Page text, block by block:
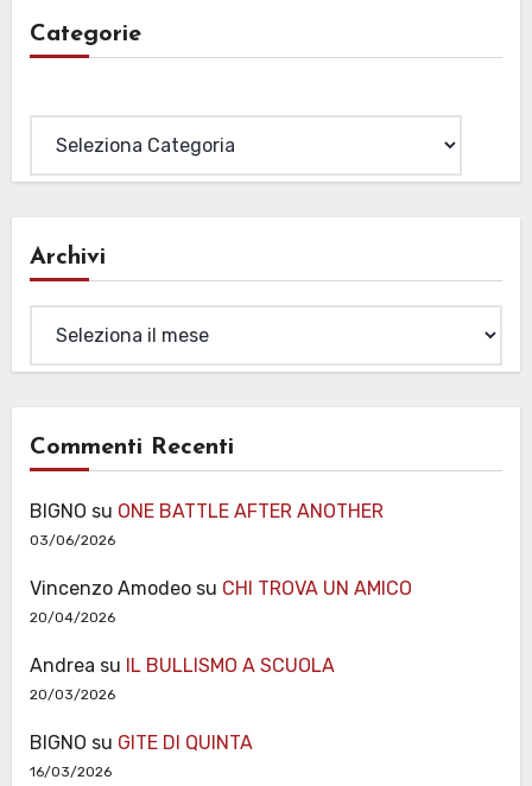
Categorie
Archivi
Commenti Recenti
BIGNO su ONE BATTLE AFTER ANOTHER
03/06/2026
Vincenzo Amodeosu CHI TROVA UN AMICO
20/04/2026
Andrea su IL BULLISMO A SCUOLA
20/03/2026
BIGNO su GITE DI QUINTA
16/03/2026